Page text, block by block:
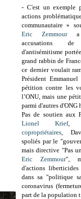
- C'est un exemple
actions
communautaire »
Eric Zemmoura
accusations
d'antisémitisme
grand rabbin de
ce dernier voulait
Président
pétition contre les
l’ONU, mais une
parmi d'autres d'ONG
Pas de soutien aux
Lionel Krief
copropriétaires,
spoliés par le
mais directive "Pas
Eric Zemmour",
d'actions liberticides
dans sa "politique
coronavirus
part de la population